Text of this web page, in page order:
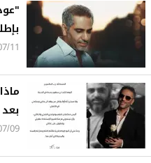
8:49
8:47